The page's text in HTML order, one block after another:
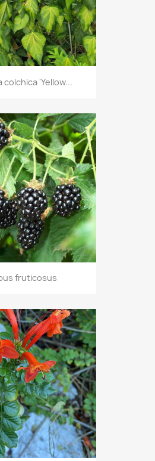
colchica 'Yellow...
fruticosus